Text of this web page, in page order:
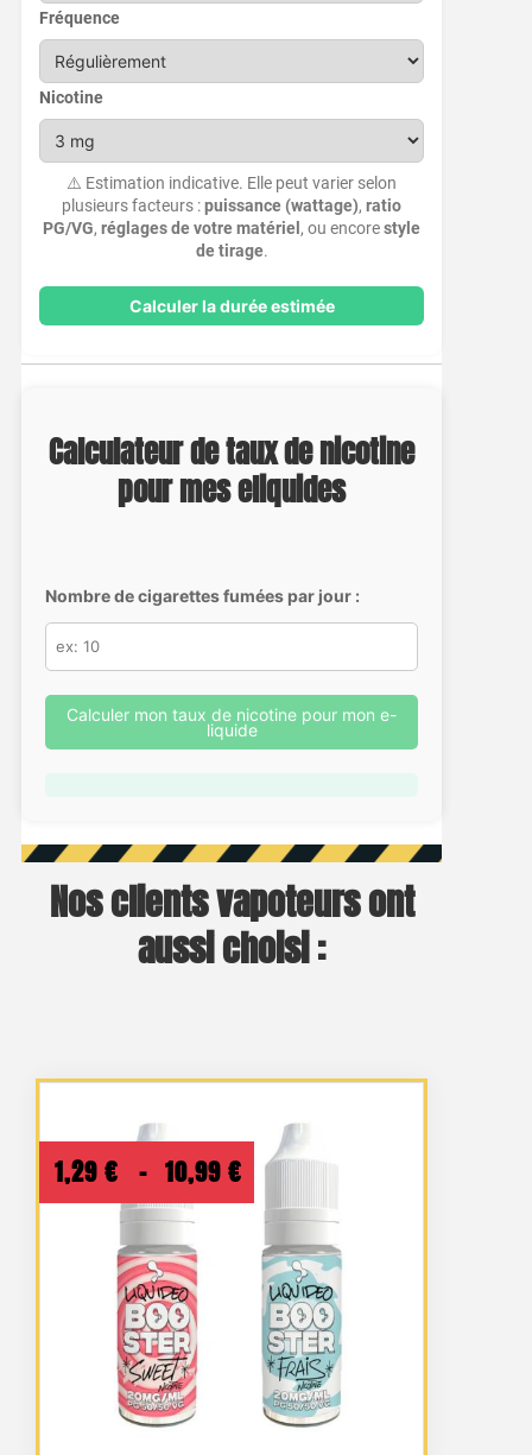
Fréquence
Nicotine
⚠️ Estimation indicative. Elle peut varier selon
plusieurs facteurs :puissance (wattage),ratio
PG/VG,réglages de votre matériel , ou encorestyle
de tirage.
Calculer la durée estimée
Calculateur de taux de nicotine
pour mes eliquides
Nombre de cigarettes fumées par jour :
Calculer mon taux de nicotine pour mon e-
liquide
Nos clients vapoteurs ont
aussi choisi :
1,29 € – 10,99 €
Plage
de
prix :
1,29 €
10,99 €